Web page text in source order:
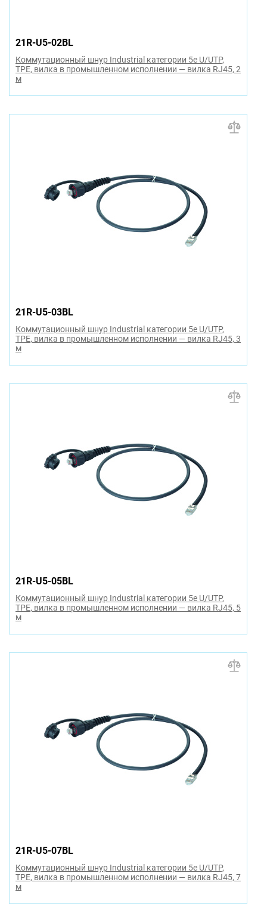
21R-U5-02BL
Коммутационный шнур Industrial категории 5e U/UTP,
TPE, вилка в промышленном исполнении — вилка RJ45, 2
м
21R-U5-03BL
Коммутационный шнур Industrial категории 5e U/UTP,
TPE, вилка в промышленном исполнении — вилка RJ45, 3
м
21R-U5-05BL
Коммутационный шнур Industrial категории 5e U/UTP,
TPE, вилка в промышленном исполнении — вилка RJ45, 5
м
21R-U5-07BL
Коммутационный шнур Industrial категории 5e U/UTP,
TPE, вилка в промышленном исполнении — вилка RJ45, 7
м